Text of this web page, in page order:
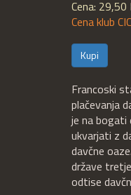
Cena: 29,50
Cena klub
Kupi
Francoski
plačevanja
je na bogati
ukvarjati z
davčne
države
odtise